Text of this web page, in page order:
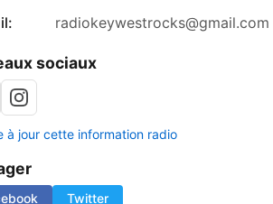
radiokeywestrocks@gmail.com
sociaux
à jour cette information radio
Twitter